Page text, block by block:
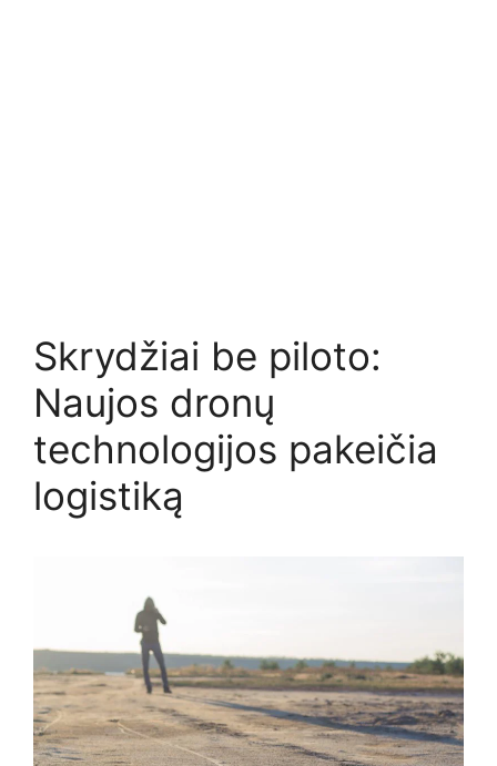
Skrydžiai be piloto:
Naujos dronų
technologijos pakeičia
logistiką